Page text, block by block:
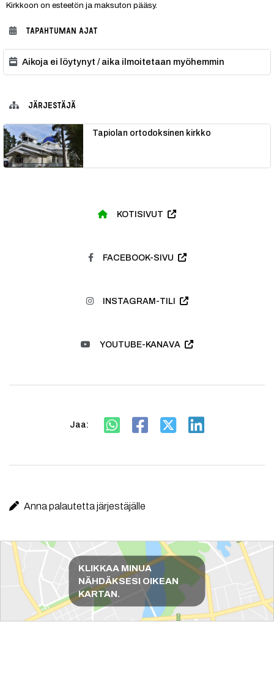
Kirkkoon on esteetön ja maksuton pääsy.
TAPAHTUMAN AJAT
Aikoja ei löytynyt / aika ilmoitetaan myöhemmin
JÄRJESTÄJÄ
Tapiolan ortodoksinen kirkko
KOTISIVUT
FACEBOOK-SIVU
INSTAGRAM-TILI
YOUTUBE-KANAVA
Jaa:
Anna palautetta järjestäjälle
Reittiohjeet
KLIKKAA MINUA
NÄHDÄKSESI OIKEAN
KARTAN.